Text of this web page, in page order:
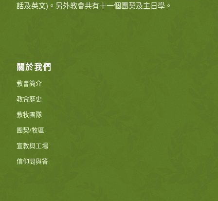
話及英文)。另外教會共有十一個團契及主日學。
關於我們
教會簡介
教會歷史
教牧團隊
團契/牧區
宣教與工場
信仰問與答